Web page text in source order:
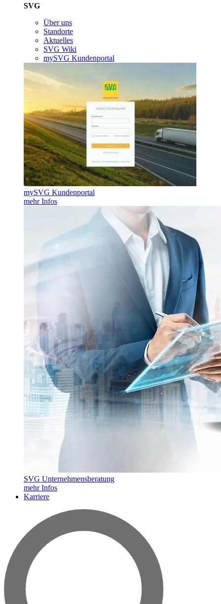
SVG
Über uns
Standorte
Aktuelles
SVG Wiki
mySVG Kundenportal
mySVG Kundenportal
mehr Infos
SVG Unternehmensberatung
mehr Infos
Karriere